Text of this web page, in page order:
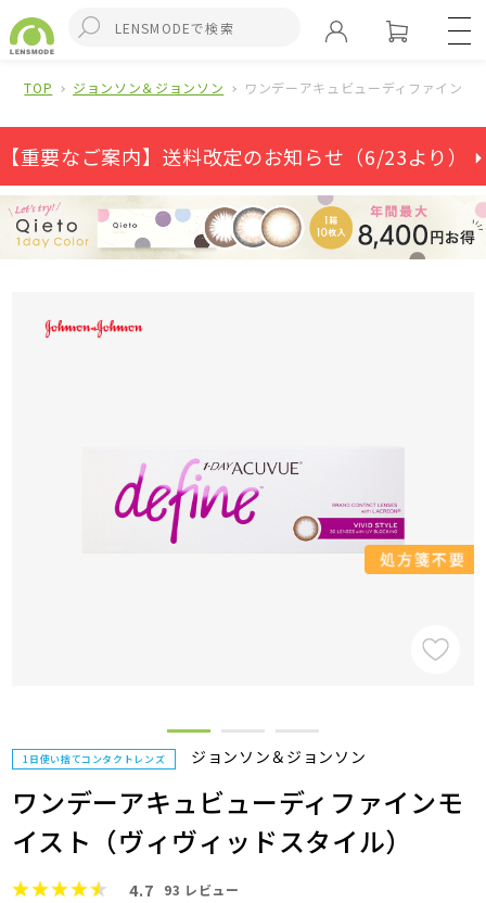
TOP ジョンソン＆ジョンソン ワンデーアキュビューディファインモ
【重要なご案内】送料改定のお知らせ（6/23より） ⏵
1日使い捨てコンタクトレンズ ジョンソン＆ジョンソン
ワンデーアキュビューディファインモ
イスト（ヴィヴィッドスタイル）
4.7 93 レビュー